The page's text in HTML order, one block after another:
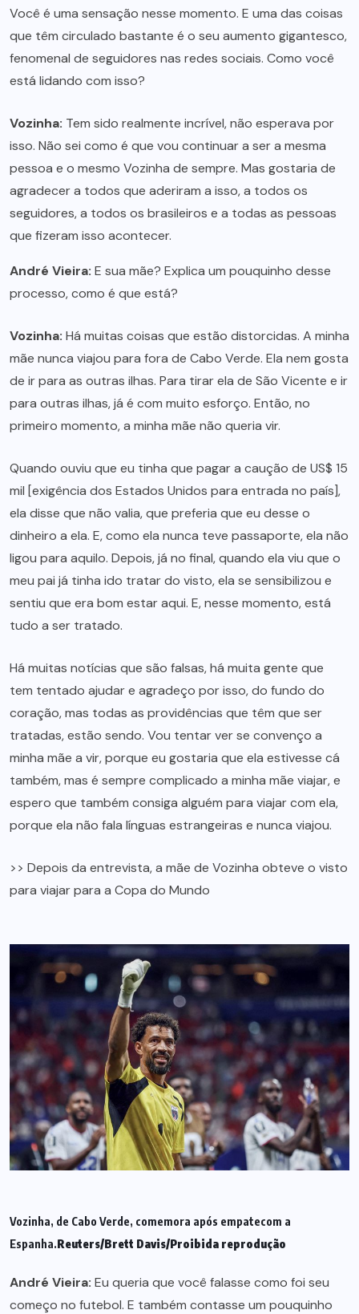
Você é uma sensação nesse momento. E uma das coisas
que têm circulado bastante é o seu aumento gigantesco,
fenomenal de seguidores nas redes sociais. Como você
está lidando com isso?
Vozinha: Tem sido realmente incrível, não esperava por
isso. Não sei como é que vou continuar a ser a mesma
pessoa e o mesmo Vozinha de sempre. Mas gostaria de
agradecer a todos que aderiram a isso, a todos os
seguidores, a todos os brasileiros e a todas as pessoas
que fizeram isso acontecer.
André Vieira: E sua mãe? Explica um pouquinho desse
processo, como é que está?
Vozinha: Há muitas coisas que estão distorcidas. A minha
mãe nunca viajou para fora de Cabo Verde. Ela nem gosta
de ir para as outras ilhas. Para tirar ela de São Vicente e ir
para outras ilhas, já é com muito esforço. Então, no
primeiro momento, a minha mãe não queria vir.
Quando ouviu que eu tinha que pagar a caução de US$ 15
mil [exigência dos Estados Unidos para entrada no país],
ela disse que não valia, que preferia que eu desse o
dinheiro a ela. E, como ela nunca teve passaporte, ela não
ligou para aquilo. Depois, já no final, quando ela viu que o
meu pai já tinha ido tratar do visto, ela se sensibilizou e
sentiu que era bom estar aqui. E, nesse momento, está
tudo a ser tratado.
Há muitas notícias que são falsas, há muita gente que
tem tentado ajudar e agradeço por isso, do fundo do
coração, mas todas as providências que têm que ser
tratadas, estão sendo. Vou tentar ver se convenço a
minha mãe a vir, porque eu gostaria que ela estivesse cá
também, mas é sempre complicado a minha mãe viajar, e
espero que também consiga alguém para viajar com ela,
porque ela não fala línguas estrangeiras e nunca viajou.
>> Depois da entrevista, a mãe de Vozinha obteve o visto
para viajar para a Copa do Mundo
Vozinha, de Cabo Verde, comemora após empatecom a
Espanha.Reuters/Brett Davis/Proibida reprodução
André Vieira: Eu queria que você falasse como foi seu
começo no futebol. E também contasse um pouquinho